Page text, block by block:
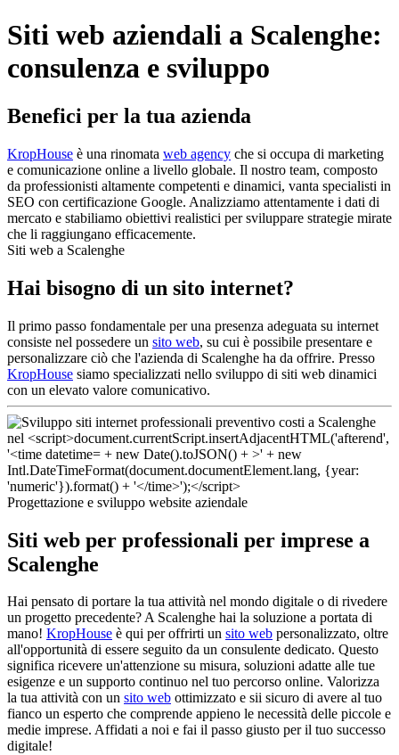
Siti web aziendali a Scalenghe:
consulenza e sviluppo
Benefici per la tua azienda
KropHouse è una rinomata web agency che si occupa di marketing
e comunicazione online a livello globale. Il nostro team, composto
da professionisti altamente competenti e dinamici, vanta specialisti in
SEO con certificazione Google. Analizziamo attentamente i dati di
mercato e stabiliamo obiettivi realistici per sviluppare strategie mirate
che li raggiungano efficacemente.
Siti web a Scalenghe
Hai bisogno di un sito internet?
Il primo passo fondamentale per una presenza adeguata su internet
consiste nel possedere un sito web, su cui è possibile presentare e
personalizzare ciò che l'azienda di Scalenghe ha da offrire. Presso
KropHouse siamo specializzati nello sviluppo di siti web dinamici
con un elevato valore comunicativo.
Progettazione e sviluppo website aziendale
Siti web per professionali per imprese a
Scalenghe
Hai pensato di portare la tua attività nel mondo digitale o di rivedere
un progetto precedente? A Scalenghe hai la soluzione a portata di
mano! KropHouse è qui per offrirti un sito web personalizzato, oltre
all'opportunità di essere seguito da un consulente dedicato. Questo
significa ricevere un'attenzione su misura, soluzioni adatte alle tue
esigenze e un supporto continuo nel tuo percorso online. Valorizza
la tua attività con un sito web ottimizzato e sii sicuro di avere al tuo
fianco un esperto che comprende appieno le necessità delle piccole e
medie imprese. Affidati a noi e fai il passo giusto per il tuo successo
digitale!